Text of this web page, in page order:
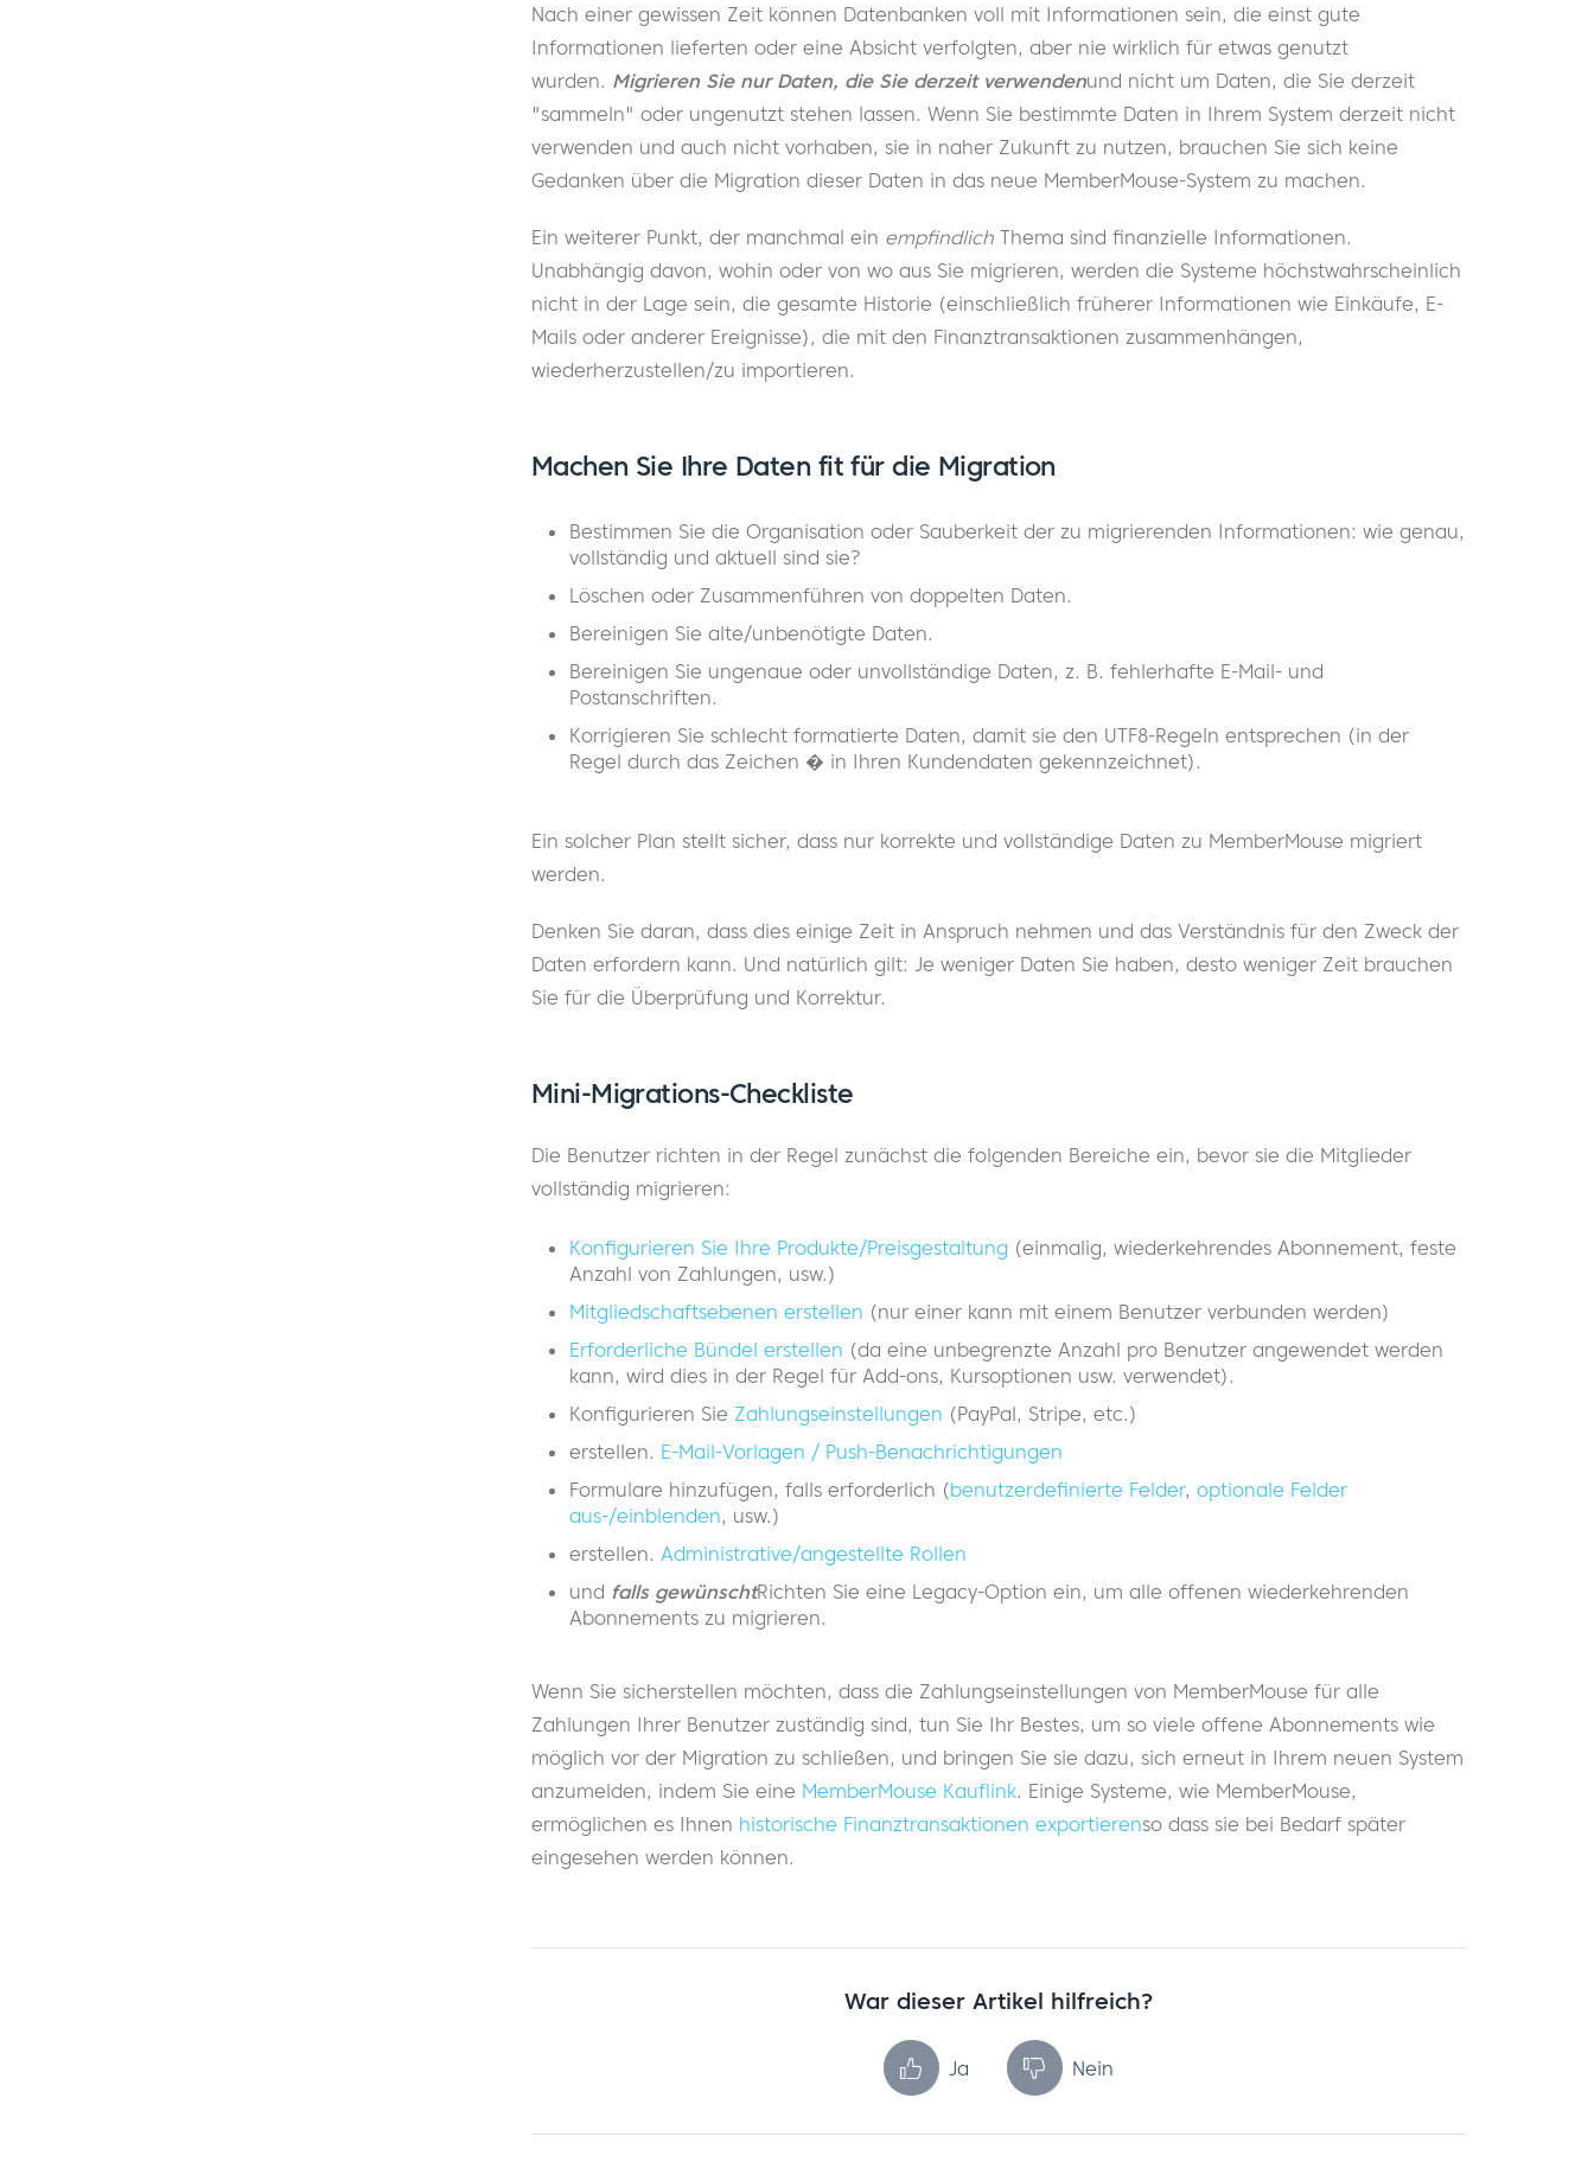
Nach einer gewissen Zeit können Datenbanken voll mit Informationen sein, die einst gute
Informationen lieferten oder eine Absicht verfolgten, aber nie wirklich für etwas genutzt
wurden. Migrieren Sie nur Daten, die Sie derzeit verwendenund nicht um Daten, die Sie derzeit
"sammeln" oder ungenutzt stehen lassen. Wenn Sie bestimmte Daten in Ihrem System derzeit nicht
verwenden und auch nicht vorhaben, sie in naher Zukunft zu nutzen, brauchen Sie sich keine
Gedanken über die Migration dieser Daten in das neue MemberMouse-System zu machen.
Ein weiterer Punkt, der manchmal ein empfindlichThema sind finanzielle Informationen.
Unabhängig davon, wohin oder von wo aus Sie migrieren, werden die Systeme höchstwahrscheinlich
nicht in der Lage sein, die gesamte Historie (einschließlich früherer Informationen wie Einkäufe, E-
Mails oder anderer Ereignisse), die mit den Finanztransaktionen zusammenhängen,
wiederherzustellen/zu importieren.
Machen Sie Ihre Daten fit für die Migration
Bestimmen Sie die Organisation oder Sauberkeit der zu migrierenden Informationen: wie genau,
vollständig und aktuell sind sie?
Löschen oder Zusammenführen von doppelten Daten.
Bereinigen Sie alte/unbenötigte Daten.
Bereinigen Sie ungenaue oder unvollständige Daten, z. B. fehlerhafte E-Mail- und
Postanschriften.
Korrigieren Sie schlecht formatierte Daten, damit sie den UTF8-Regeln entsprechen (in der
Regel durch das Zeichen � in Ihren Kundendaten gekennzeichnet).
Ein solcher Plan stellt sicher, dass nur korrekte und vollständige Daten zu MemberMouse migriert
werden.
Denken Sie daran, dass dies einige Zeit in Anspruch nehmen und das Verständnis für den Zweck der
Daten erfordern kann. Und natürlich gilt: Je weniger Daten Sie haben, desto weniger Zeit brauchen
Sie für die Überprüfung und Korrektur.
Mini-Migrations-Checkliste
Die Benutzer richten in der Regel zunächst die folgenden Bereiche ein, bevor sie die Mitglieder
vollständig migrieren:
Konfigurieren Sie Ihre Produkte/Preisgestaltung (einmalig, wiederkehrendes Abonnement, feste
Anzahl von Zahlungen, usw.)
Mitgliedschaftsebenen erstellen (nur einer kann mit einem Benutzer verbunden werden)
Erforderliche Bündel erstellen (da eine unbegrenzte Anzahl pro Benutzer angewendet werden
kann, wird dies in der Regel für Add-ons, Kursoptionen usw. verwendet).
Konfigurieren Sie Zahlungseinstellungen (PayPal, Stripe, etc.)
erstellen. E-Mail-Vorlagen / Push-Benachrichtigungen
Formulare hinzufügen, falls erforderlich (benutzerdefinierte Felder, optionale Felder
aus-/einblenden, usw.)
erstellen. Administrative/angestellte Rollen
und falls gewünschtRichten Sie eine Legacy-Option ein, um alle offenen wiederkehrenden
Abonnements zu migrieren.
Wenn Sie sicherstellen möchten, dass die Zahlungseinstellungen von MemberMouse für alle
Zahlungen Ihrer Benutzer zuständig sind, tun Sie Ihr Bestes, um so viele offene Abonnements wie
möglich vor der Migration zu schließen, und bringen Sie sie dazu, sich erneut in Ihrem neuen System
anzumelden, indem Sie eine MemberMouse Kauflink. Einige Systeme, wie MemberMouse,
ermöglichen es Ihnen historische Finanztransaktionen exportierenso dass sie bei Bedarf später
eingesehen werden können.
War dieser Artikel hilfreich?
Ja Nein